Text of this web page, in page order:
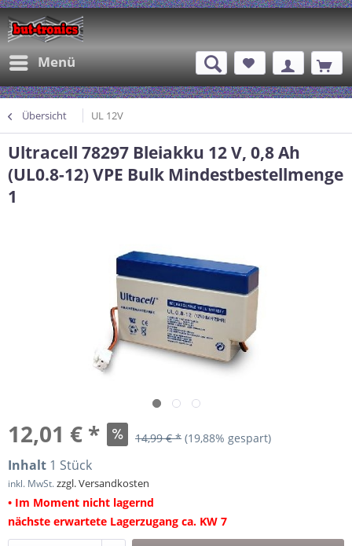
Menü
Übersicht UL 12V
Ultracell 78297 Bleiakku 12 V, 0,8 Ah
(UL0.8-12) VPE Bulk Mindestbestellmenge
1
12,01 € * 14,99 € * (19,88% gespart)
Inhalt 1 Stück
inkl. MwSt.zzgl. Versandkosten
• Im Moment nicht lagernd
nächste erwartete Lagerzugang ca. KW 7